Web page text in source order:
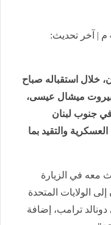
نشر في: الخميس 9 يوليه 2026 - 4:06 م | آخر تحديث:
خلال استقباله صباح
بيروت ميشال عيسى،
جنوب لبنان
والتقيد بما
معه في الزيارة
الولايات المتحدة
دونالد ترامب، إضافة